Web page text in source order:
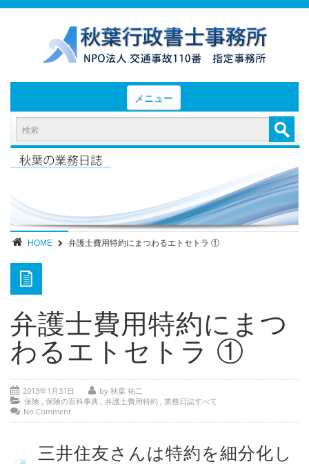
メニュー
HOME
お知らせと業務日誌
- 後遺障害等級認定実績（初回申請）
- 後遺障害等級認定実績（異議申立）
部位別症状
- 部位別解説 ～ 交通事故外傷の教科書
- 高次脳機能障害の皆様へ
事務所紹介
ご相談・お問い合わせ
HOME 弁護士費用特約にまつわるエトセトラ ①
弁護士費用特約にまつ
わるエトセトラ ①
2013年1月31日
by 秋葉 祐二
保険 , 保険の百科事典 , 弁護士費用特約 , 業務日誌すべて
No Comment
三井住友さんは特約を細分化し